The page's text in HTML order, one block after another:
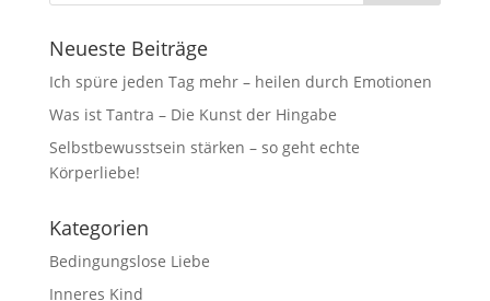
Neueste Beiträge
Ich spüre jeden Tag mehr – heilen durch Emotionen
Was ist Tantra – Die Kunst der Hingabe
Selbstbewusstsein stärken – so geht echte
Körperliebe!
Kategorien
Bedingungslose Liebe
Inneres Kind